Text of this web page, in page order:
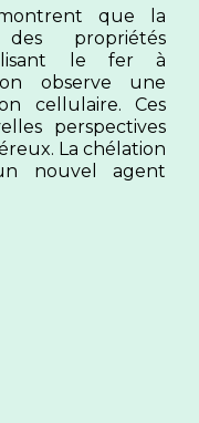
que la
propriétés
le fer à
observe une
cellulaire. Ces
perspectives
La chélation
nouvel agent